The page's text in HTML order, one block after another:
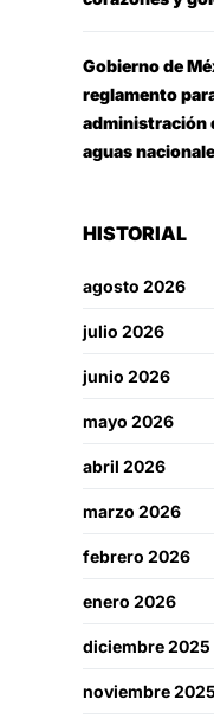
Gobierno de
reglamento
administración
aguas
HISTORIAL
agosto 2026
julio 2026
junio 2026
mayo 2026
abril 2026
marzo 2026
febrero 2026
enero 2026
diciembre 2025
noviembre 2025